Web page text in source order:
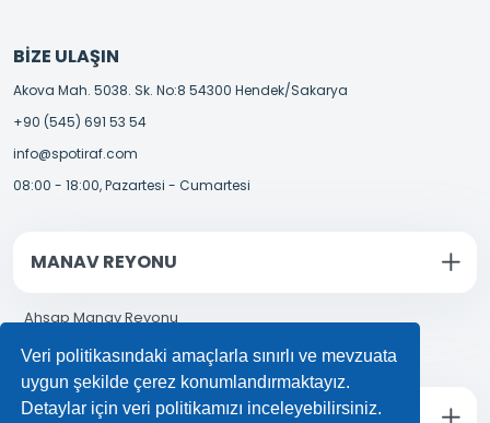
Veri politikasındaki amaçlarla sınırlı ve mevzuata
uygun şekilde çerez konumlandırmaktayız.
Detaylar için veri politikamızı inceleyebilirsiniz.
BIZE ULAŞIN
Akova Mah. 5038. Sk. No:8 54300 Hendek/Sakarya
+90 (545) 691 53 54
info@spotiraf.com
08:00 - 18:00, Pazartesi - Cumartesi
MANAV REYONU
Ahşap Manav Reyonu
Manav Reyonu Fiyatları
İçecek Reyonu